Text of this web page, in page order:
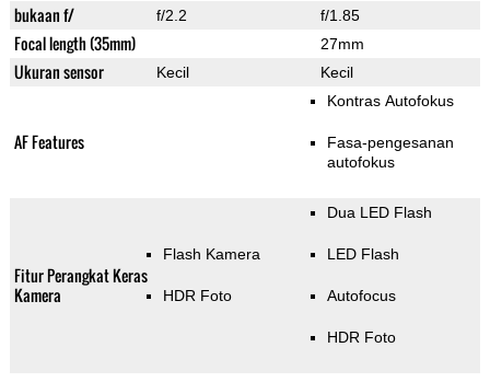
bukaan f/ f/2.2 f/1.85
Focal length (35mm) 27mm
Ukuran sensor Kecil Kecil
AF Features
Kontras Autofokus
Fasa-pengesanan
autofokus
Fitur Perangkat Keras
Kamera
Flash Kamera
HDR Foto
Dua LED Flash
LED Flash
Autofocus
HDR Foto